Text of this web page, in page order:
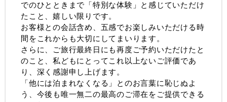
でのひとときまで「特別な体験」と感じていただけ
たこと、嬉しい限りです。
お客様との会話含め、五感でお楽しみいただける時
間をこれからも大切にしてまいります。
さらに、ご旅行最終日にも再度ご予約いただけたと
のこと、私どもにとってこれ以上ないご評価であ
り、深く感謝申し上げます。
「他には泊まれなくなる」とのお言葉に恥じぬよ
う、今後も唯一無二の最高のご滞在をご提供できる